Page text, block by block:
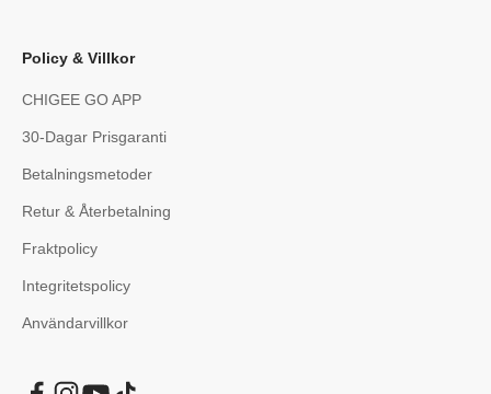
Policy & Villkor
CHIGEE GO APP
30-Dagar Prisgaranti
Betalningsmetoder
Retur & Återbetalning
Fraktpolicy
Integritetspolicy
Användarvillkor